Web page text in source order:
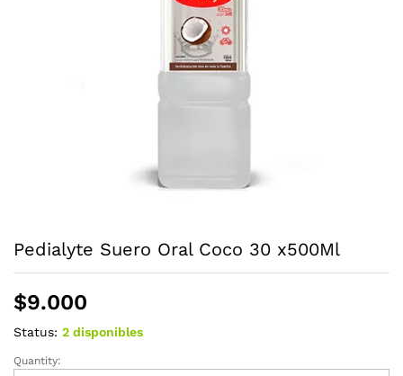
Pedialyte Suero Oral Coco 30 x500Ml
$9.000
Status: 2 disponibles
Pedialyte
Quantity: